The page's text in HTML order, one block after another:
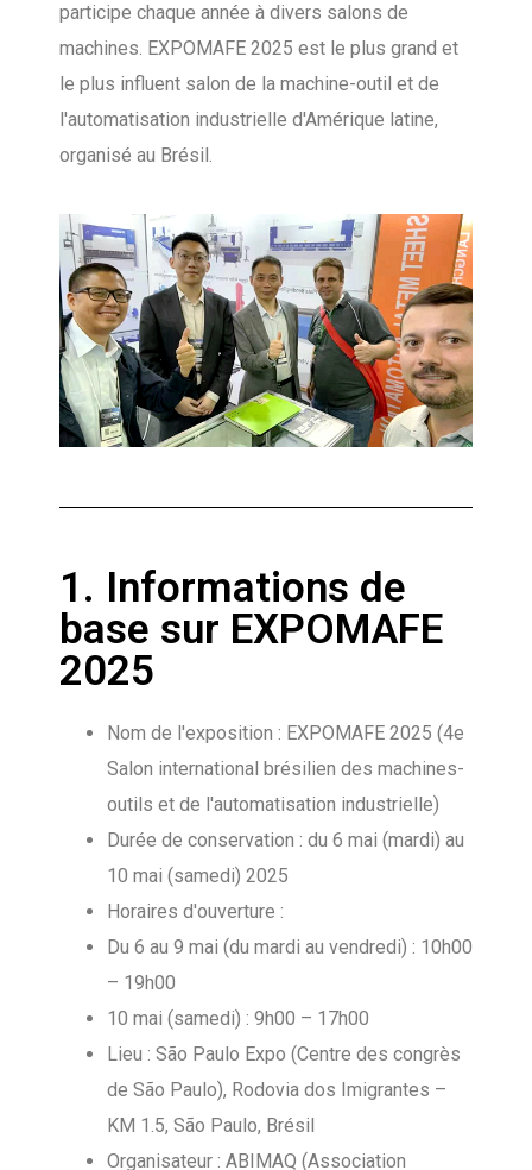
participe chaque année à divers salons de
machines. EXPOMAFE 2025 est le plus grand et
le plus influent salon de la machine-outil et de
l'automatisation industrielle d'Amérique latine,
organisé au Brésil.
1. Informations de
base sur EXPOMAFE
2025
Nom de l'exposition : EXPOMAFE 2025 (4e
Salon international brésilien des machines-
outils et de l'automatisation industrielle)
Durée de conservation : du 6 mai (mardi) au
10 mai (samedi) 2025
Horaires d'ouverture :
Du 6 au 9 mai (du mardi au vendredi) : 10h00
– 19h00
10 mai (samedi) : 9h00 – 17h00
Lieu : São Paulo Expo (Centre des congrès
de São Paulo), Rodovia dos Imigrantes –
KM 1.5, São Paulo, Brésil
Organisateur : ABIMAQ (Association